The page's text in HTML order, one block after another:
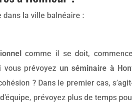
la ville balnéaire :
comme il se doit,
vous prévoyez un séminaire à
? Dans le premier cas,
prévoyez plus de temps